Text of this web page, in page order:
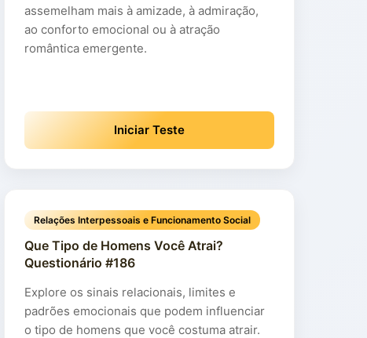
assemelham mais à amizade, à admiração,
ao conforto emocional ou à atração
romântica emergente.
Iniciar Teste
Relações Interpessoais e Funcionamento Social
Que Tipo de Homens Você Atrai?
Questionário #186
Explore os sinais relacionais, limites e
padrões emocionais que podem influenciar
o tipo de homens que você costuma atrair.